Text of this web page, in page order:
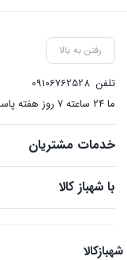
رفتن به بالا
تلفن 09106762528
ما ۲۴ ساعته ۷ روز هفته پاسخگوی شما هستیم.
خدمات مشتریان
با شهباز کالا
شهبازکالا